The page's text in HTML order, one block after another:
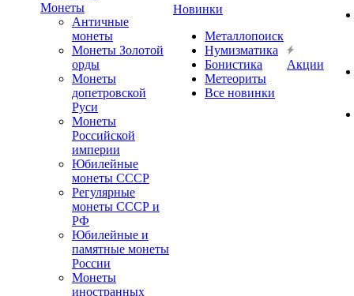
Монеты
Античные
монеты
Монеты Золотой
орды
Монеты
допетровской
Руси
Монеты
Российской
империи
Юбилейные
монеты СССР
Регулярные
монеты СССР и
РФ
Юбилейные и
памятные монеты
России
Монеты
иностранных
Новинки
Металлопоиск
Нумизматика
Бонистика
Метеориты
Все новинки
Акции